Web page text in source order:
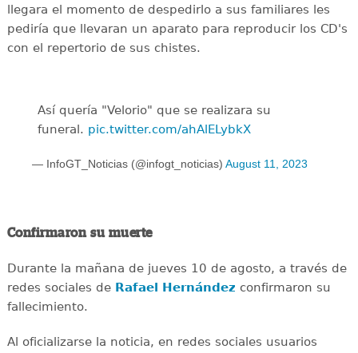
llegara el momento de despedirlo a sus familiares les
pediría que llevaran un aparato para reproducir los CD's
con el repertorio de sus chistes.
Así quería "Velorio" que se realizara su
funeral. pic.twitter.com/ahAlELybkX
— InfoGT_Noticias (@infogt_noticias) August 11, 2023
Confirmaron su muerte
Durante la mañana de jueves 10 de agosto, a través de
redes sociales de Rafael Hernández confirmaron su
fallecimiento.
Al oficializarse la noticia, en redes sociales usuarios